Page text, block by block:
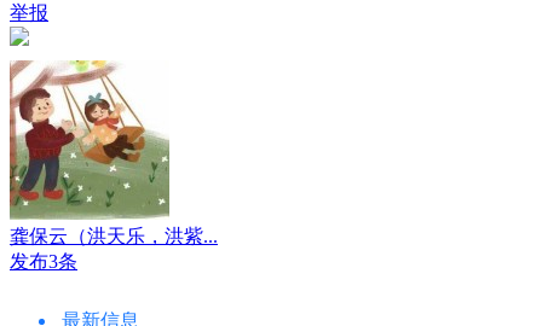
举报
龚保云（洪天乐，洪紫...
发布3条
最新信息